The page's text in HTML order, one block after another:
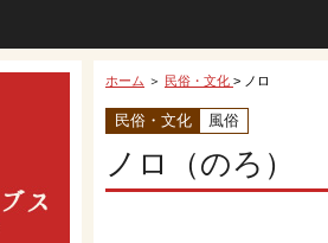
ホーム ＞ 民俗・文化 > ノロ
民俗・文化 風俗
ノロ（のろ）